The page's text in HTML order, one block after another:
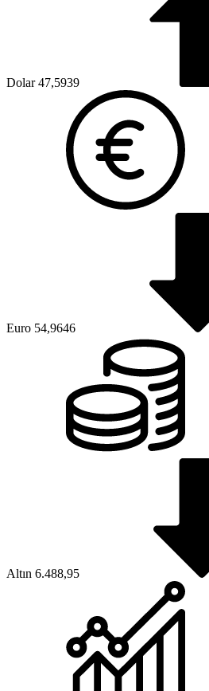
Dolar 47,5939
Euro 54,9646
Altın 6.488,95